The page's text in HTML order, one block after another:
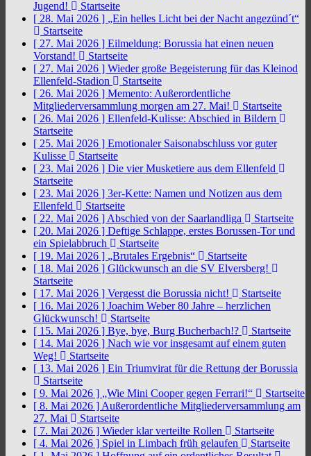
Jugend!
Startseite
[ 28. Mai 2026 ] „Ein helles Licht bei der Nacht angezünd´t“
Startseite
[ 27. Mai 2026 ] Eilmeldung: Borussia hat einen neuen
Vorstand!
Startseite
[ 27. Mai 2026 ] Wieder große Begeisterung für das Kleinod
Ellenfeld-Stadion
Startseite
[ 26. Mai 2026 ] Memento: Außerordentliche
Mitgliederversammlung morgen am 27. Mai!
Startseite
[ 26. Mai 2026 ] Ellenfeld-Kulisse: Abschied in Bildern
Startseite
[ 25. Mai 2026 ] Emotionaler Saisonabschluss vor guter
Kulisse
Startseite
[ 23. Mai 2026 ] Die vier Musketiere aus dem Ellenfeld
Startseite
[ 23. Mai 2026 ] 3er-Kette: Namen und Notizen aus dem
Ellenfeld
Startseite
[ 22. Mai 2026 ] Abschied von der Saarlandliga
Startseite
[ 20. Mai 2026 ] Deftige Schlappe, erstes Borussen-Tor und
ein Spielabbruch
Startseite
[ 19. Mai 2026 ] „Brutales Ergebnis“
Startseite
[ 18. Mai 2026 ] Glückwunsch an die SV Elversberg!
Startseite
[ 17. Mai 2026 ] Vergesst die Borussia nicht!
Startseite
[ 16. Mai 2026 ] Joachim Weber 80 Jahre – herzlichen
Glückwunsch!
Startseite
[ 15. Mai 2026 ] Bye, bye, Burg Bucherbach!?
Startseite
[ 14. Mai 2026 ] Nach wie vor insgesamt auf einem guten
Weg!
Startseite
[ 13. Mai 2026 ] Ein Triumvirat für die Rettung der Borussia
Startseite
[ 9. Mai 2026 ] „Wie Mini Cooper gegen Ferrari!“
Startseite
[ 8. Mai 2026 ] Außerordentliche Mitgliederversammlung am
27. Mai
Startseite
[ 7. Mai 2026 ] Wieder klar verteilte Rollen
Startseite
[ 4. Mai 2026 ] Spiel in Limbach früh gelaufen
Startseite